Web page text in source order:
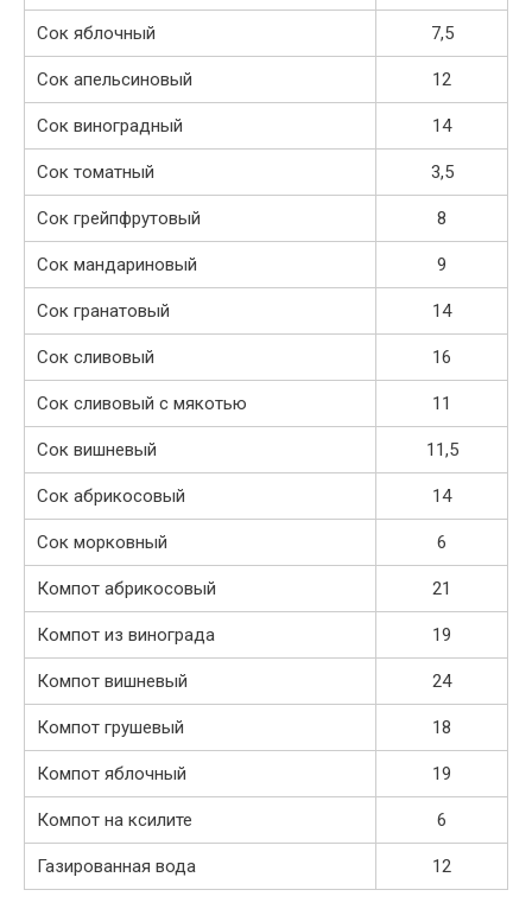
Сок яблочный 7,5
Сок апельсиновый 12
Сок виноградный 14
Сок томатный 3,5
Сок грейпфрутовый 8
Сок мандариновый 9
Сок гранатовый 14
Сок сливовый 16
Сок сливовый с мякотью 11
Сок вишневый 11,5
Сок абрикосовый 14
Сок морковный 6
Компот абрикосовый 21
Компот из винограда 19
Компот вишневый 24
Компот грушевый 18
Компот яблочный 19
Компот на ксилите 6
Газированная вода 12